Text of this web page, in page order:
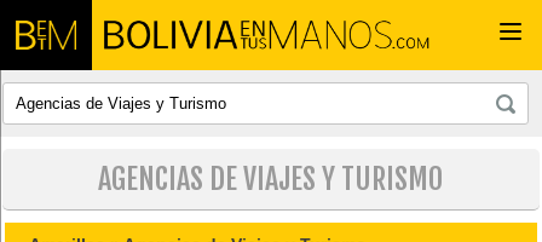
AGENCIAS DE VIAJES Y TURISMO